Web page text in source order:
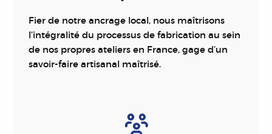
Fier de notre ancrage local, nous maîtrisons
l’intégralité du processus de fabrication au sein
de nos propres ateliers en France, gage d’un
savoir-faire artisanal maîtrisé.